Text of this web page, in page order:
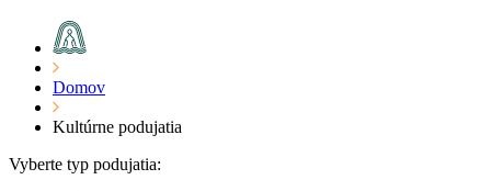
Domov
Kultúrne podujatia
Vyberte typ podujatia: